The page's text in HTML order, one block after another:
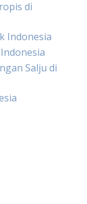
di
Indonesia
Salju di